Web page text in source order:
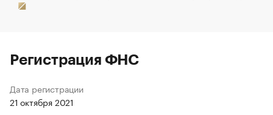
Регистрация ФНС
Дата регистрации
21 октября 2021